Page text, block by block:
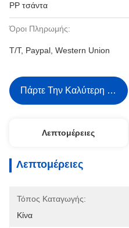
PP τσάντα
Όροι Πληρωμής:
T/T, Paypal, Western Union
Πάρτε Την Καλύτερη Τιμή
Λεπτομέρειες
Λεπτομέρειες
Τόπος Καταγωγής:
Κίνα